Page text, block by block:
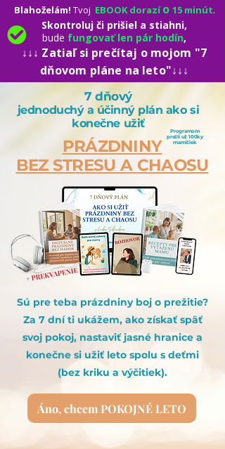
Blahoželám! Tvoj EBOOK dorazí o 15 minút.​
Skontroluj či prišiel a stiahni,
bude fungovať len pár hodín,
↓↓↓ Zatiaľ si prečítaj o mojom "7
dňovom pláne na leto"↓↓↓
7 dňový
jednoduchý a účinný plán ako si
konečne užiť
PRÁZDNINY
BEZ STRESU A CHAOSU
Sú pre teba prázdniny boj o prežitie?
Za 7 dní ti ukážem, ako získať späť
svoj pokoj, nastaviť jasné hranice a
konečne si užiť leto spolu s deťmi
(bez kriku a výčitiek).
Áno, chcem POKOJNÉ LETO
Programom
prešli už 100ky
mamičiek